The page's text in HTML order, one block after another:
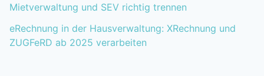
Mietverwaltung und SEV richtig trennen
eRechnung in der Hausverwaltung: XRechnung und
ZUGFeRD ab 2025 verarbeiten